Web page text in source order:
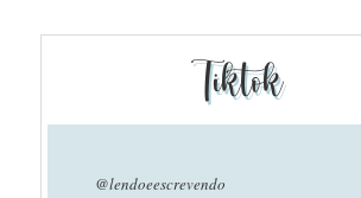
Tiktok
@lendoeescrevendo